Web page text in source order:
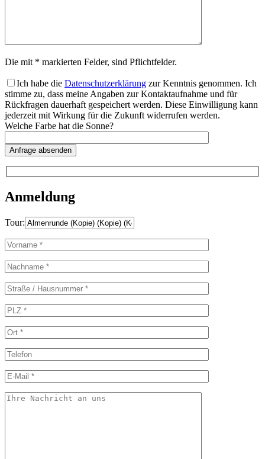
Die mit * markierten Felder, sind Pflichtfelder.
Ich habe die Datenschutzerklärung zur Kenntnis genommen. Ich
stimme zu, dass meine Angaben zur Kontaktaufnahme und für
Rückfragen dauerhaft gespeichert werden. Diese Einwilligung kann
jederzeit mit Wirkung für die Zukunft widerrufen werden.
Welche Farbe hat die Sonne?
Anmeldung
Tour: